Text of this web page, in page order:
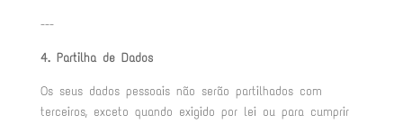
---
4. Partilha de Dados
Os seus dados pessoais não serão partilhados com
terceiros, exceto quando exigido por lei ou para cumprir